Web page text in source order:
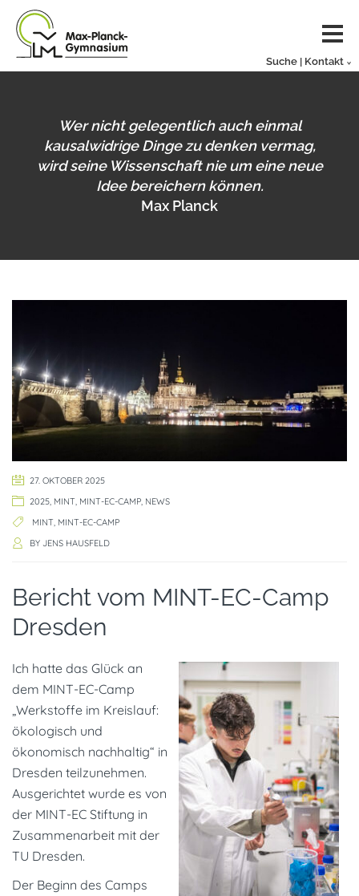
Suche | Kontakt
Wer nicht gelegentlich auch einmal
kausalwidrige Dinge zu denken vermag,
wird seine Wissenschaft nie um eine neue
Idee bereichern können.
Max Planck
27. OKTOBER 2025
2025, MINT, MINT-EC-CAMP, NEWS
MINT, MINT-EC-CAMP
BY JENS HAUSFELD
Bericht vom MINT-EC-Camp
Dresden
Ich hatte das Glück an
dem MINT-EC-Camp
„Werkstoffe im Kreislauf:
ökologisch und
ökonomisch nachhaltig“ in
Dresden teilzunehmen.
Ausgerichtet wurde es von
der MINT-EC Stiftung in
Zusammenarbeit mit der
TU Dresden.
Der Beginn des Camps